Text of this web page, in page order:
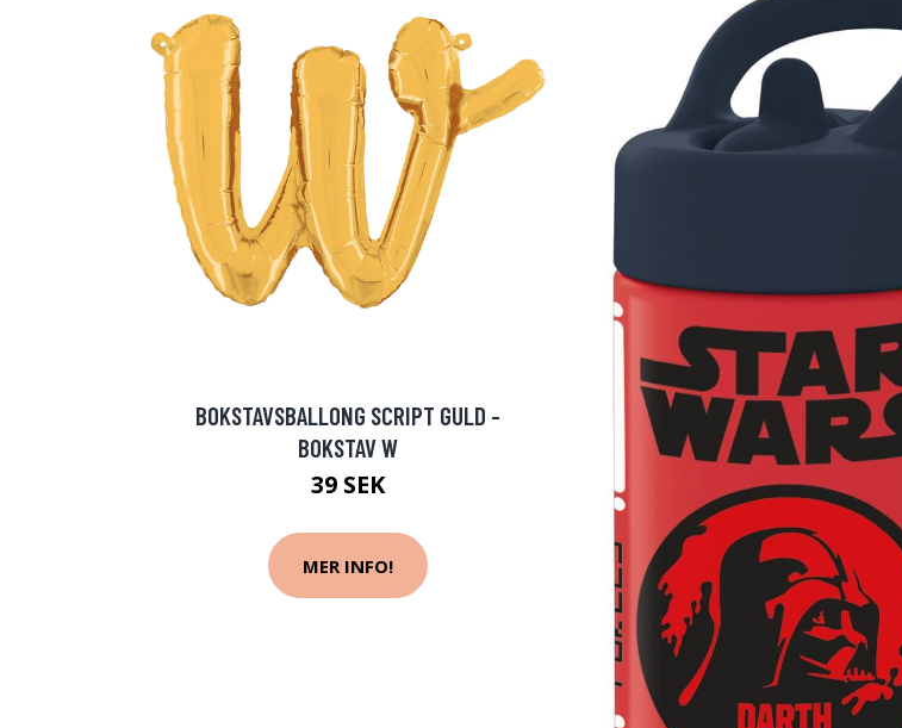
BOKSTAVSBALLONG SCRIPT GULD -
BOKSTAV W
39 SEK
MER INFO!